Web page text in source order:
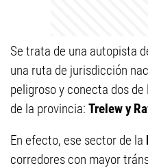
Se trata de una autopista
una ruta de jurisdicción
peligroso y conecta dos
de la provincia: Trelew y
En efecto, ese sector de la
corredores con mayor